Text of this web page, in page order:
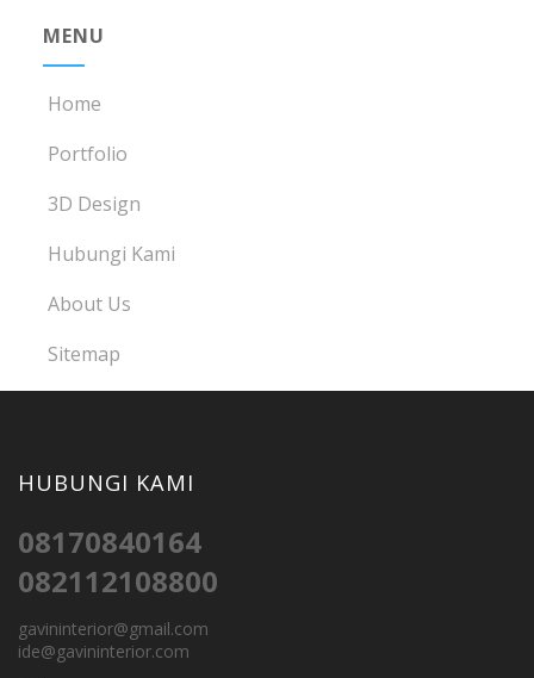
MENU
Home
Portfolio
3D Design
Hubungi Kami
About Us
Sitemap
HUBUNGI KAMI
08170840164
082112108800
gavininterior@gmail.com
ide@gavininterior.com